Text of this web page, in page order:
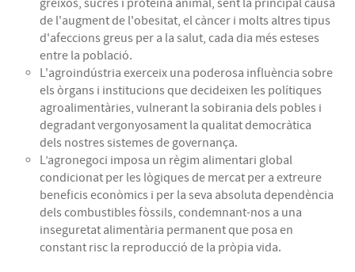
greixos, sucres i proteïna animal, sent la principal causa
de l'augment de l'obesitat, el càncer i molts altres tipus
d'afeccions greus per a la salut, cada dia més esteses
entre la població.
L'agroindústria exerceix una poderosa influència sobre
els òrgans i institucions que decideixen les polítiques
agroalimentàries, vulnerant la sobirania dels pobles i
degradant vergonyosament la qualitat democràtica
dels nostres sistemes de governança.
L’agronegoci imposa un règim alimentari global
condicionat per les lògiques de mercat per a extreure
beneficis econòmics i per la seva absoluta dependència
dels combustibles fòssils, condemnant-nos a una
inseguretat alimentària permanent que posa en
constant risc la reproducció de la pròpia vida.